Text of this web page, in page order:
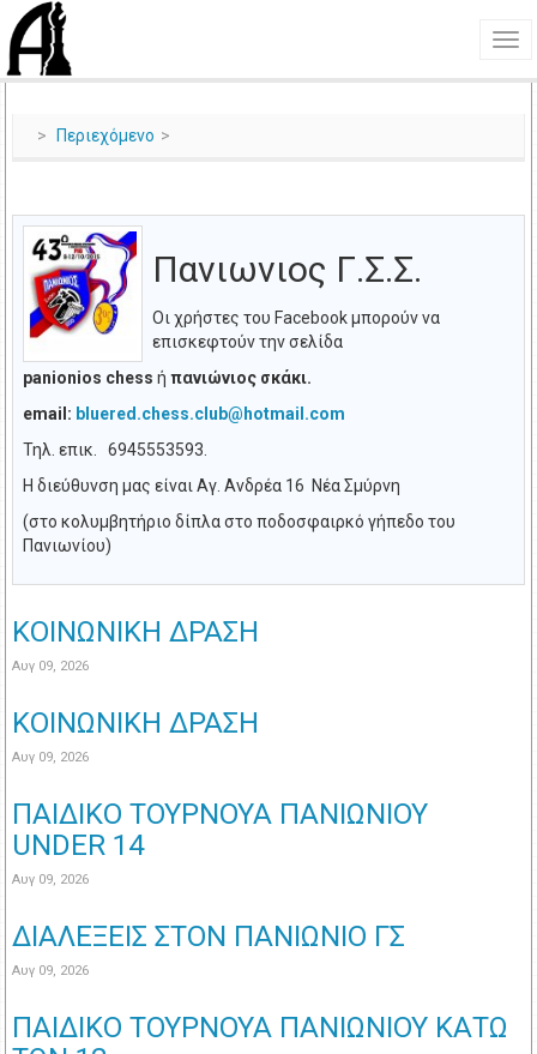
Περιεχόμενο
Πανιωνιος Γ.Σ.Σ.
Οι χρήστες του Facebook μπορούν να
επισκεφτούν την σελίδα
panionios chess ή πανιώνιος σκάκι.
email:
Τηλ. επικ. 6945553593.
Η διεύθυνση μας είναι Αγ. Ανδρέα 16 Νέα Σμύρνη
(στο κολυμβητήριο δίπλα στο ποδοσφαιρκό γήπεδο του
Πανιωνίου)
ΚΟΙΝΩΝΙΚΗ ΔΡΑΣΗ
Αυγ 09, 2026
ΚΟΙΝΩΝΙΚΗ ΔΡΑΣΗ
Αυγ 09, 2026
ΠΑΙΔΙΚΟ ΤΟΥΡΝΟΥΑ ΠΑΝΙΩΝΙΟΥ
UNDER 14
Αυγ 09, 2026
ΔΙΑΛΕΞΕΙΣ ΣΤΟΝ ΠΑΝΙΩΝΙΟ ΓΣ
Αυγ 09, 2026
ΠΑΙΔΙΚΟ ΤΟΥΡΝΟΥΑ ΠΑΝΙΩΝΙΟΥ ΚΑΤΩ